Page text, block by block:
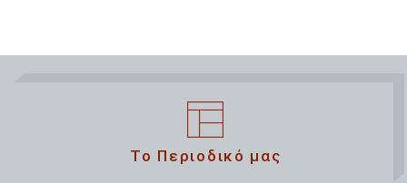
Το Περιοδικό μας